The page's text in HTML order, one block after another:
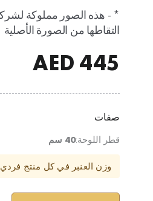
التقاطها من الصورة الأصلية
445
صفات
قطر اللوحة:40 سم
وزن العنبر في كل منتج فردي